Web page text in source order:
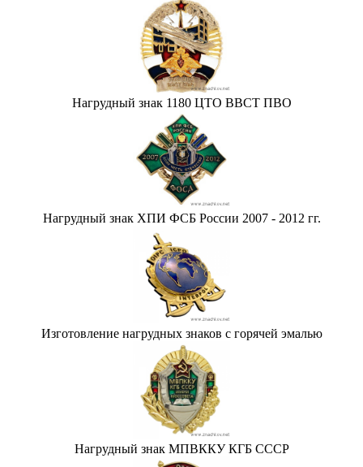
Нагрудный знак 1180 ЦТО ВВСТ ПВО
Нагрудный знак ХПИ ФСБ России 2007 - 2012 гг.
Изготовление нагрудных знаков с горячей эмалью
Нагрудный знак МПВККУ КГБ СССР